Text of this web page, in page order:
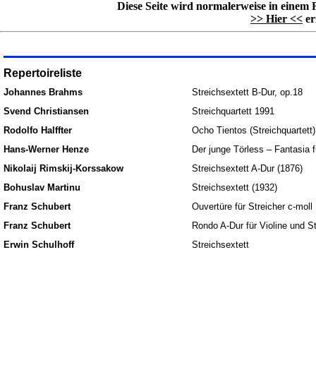
Diese Seite wird normalerweise in
>> Hier <<
Repertoireliste
Johannes Brahms
Streichsextett B-Dur, op.18
Svend Christiansen
Streichquartett 1991
Rodolfo Halffter
Ocho Tientos (Streichquartett)
Hans-Werner Henze
Der junge Törless – Fantasia
Nikolaij Rimskij-Korssakow
Streichsextett A-Dur (1876)
Bohuslav Martinu
Streichsextett (1932)
Franz Schubert
Ouvertüre für Streicher c-moll
Franz Schubert
Rondo A-Dur für Violine und
Erwin Schulhoff
Streichsextett